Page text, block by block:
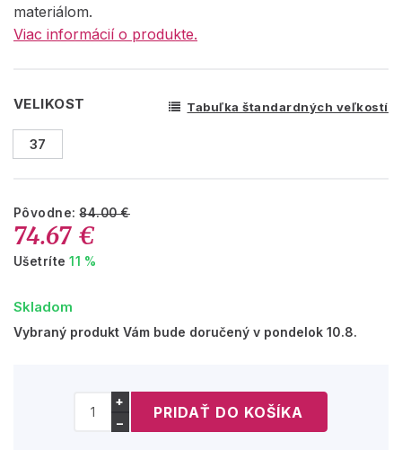
materiálom.
Viac informácií o produkte.
VELIKOST Tabuľka štandardných veľkostí
37
Pôvodne:84.00 €
74.67 €
Ušetríte11 %
Skladom
Vybraný produkt Vám bude doručený v pondelok 10.8.
+
−